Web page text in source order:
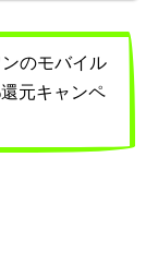
のモバイル
元キャンペ